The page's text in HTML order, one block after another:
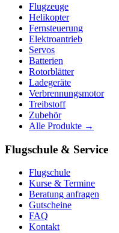
Flugzeuge
Helikopter
Fernsteuerung
Elektroantrieb
Servos
Batterien
Rotorblätter
Ladegeräte
Verbrennungsmotor
Treibstoff
Zubehör
Alle Produkte →
Flugschule & Service
Flugschule
Kurse & Termine
Beratung anfragen
Gutscheine
FAQ
Kontakt